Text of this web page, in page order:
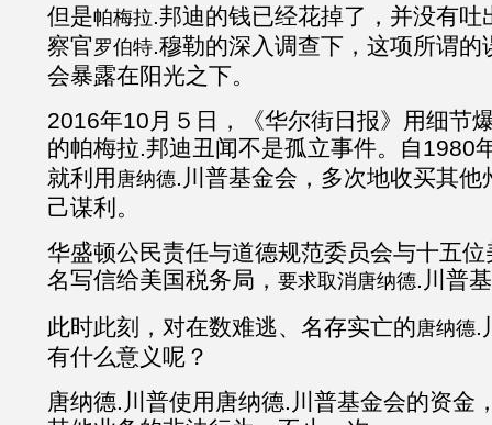
但是帕梅拉.邦迪的钱已经花掉了，并没有
察官罗伯特.穆勒的深入调查下，这项所谓
会暴露在阳光之下。
2016年10月５日，《华尔街日报》用细节
的帕梅拉.邦迪丑闻不是孤立事件。自1980
就利用 唐纳德.川普基金会，多次地收买其
己谋利。
华盛顿公民责任与道德规范委员会与十五
名写信给美国税务局， 要求取消唐纳德.川普
此时此刻，对在数难逃、名存实亡的唐纳德.
有什么意义呢？
唐纳德.川普使用唐纳德.川普基金会的资金